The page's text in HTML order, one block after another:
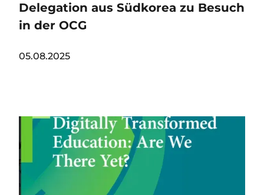
Delegation aus Südkorea zu Besuch
in der OCG
05.08.2025
Image